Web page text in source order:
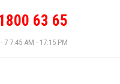
63 65
7 7:45 AM - 17:15 PM